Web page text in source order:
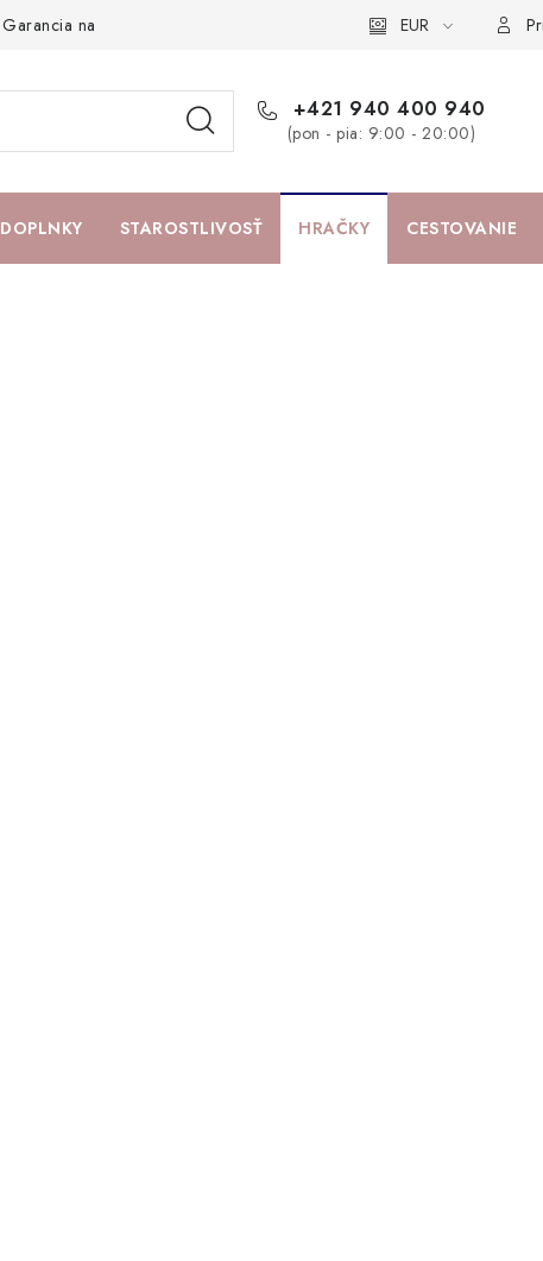
Garancia najlepšej ceny Darčeková poukážka Spolupráca s
EUR
+421 940 400 940
(pon - pia: 9:00 - 20:00)
DOPLNKY STAROSTLIVOSŤ HRAČKY CESTOVANIE